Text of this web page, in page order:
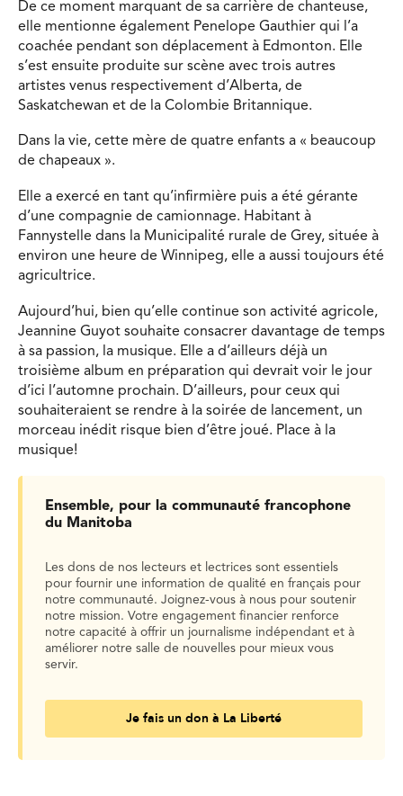
De ce moment marquant de sa carrière de chanteuse,
elle mentionne également Penelope Gauthier qui l’a
coachée pendant son déplacement à Edmonton. Elle
s’est ensuite produite sur scène avec trois autres
artistes venus respectivement d’Alberta, de
Saskatchewan et de la Colombie Britannique.
Dans la vie, cette mère de quatre enfants a « beaucoup
de chapeaux ».
Elle a exercé en tant qu’infirmière puis a été gérante
d’une compagnie de camionnage. Habitant à
Fannystelle dans la Municipalité rurale de Grey, située à
environ une heure de Winnipeg, elle a aussi toujours été
agricultrice.
Aujourd’hui, bien qu’elle continue son activité agricole,
Jeannine Guyot souhaite consacrer davantage de temps
à sa passion, la musique. Elle a d’ailleurs déjà un
troisième album en préparation qui devrait voir le jour
d’ici l’automne prochain. D’ailleurs, pour ceux qui
souhaiteraient se rendre à la soirée de lancement, un
morceau inédit risque bien d’être joué. Place à la
musique!
Ensemble, pour la communauté francophone
du Manitoba
Les dons de nos lecteurs et lectrices sont essentiels
pour fournir une information de qualité en français pour
notre communauté. Joignez-vous à nous pour soutenir
notre mission. Votre engagement financier renforce
notre capacité à offrir un journalisme indépendant et à
améliorer notre salle de nouvelles pour mieux vous
servir.
Je fais un don à La Liberté